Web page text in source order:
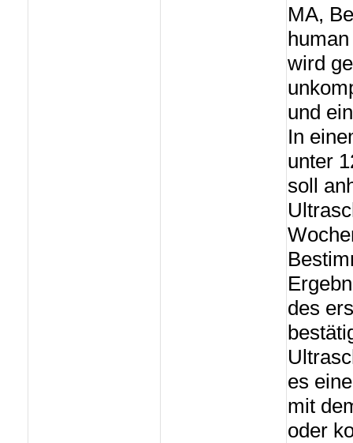
MA,
wird
und
In
unter
soll
des
es
mit
oder